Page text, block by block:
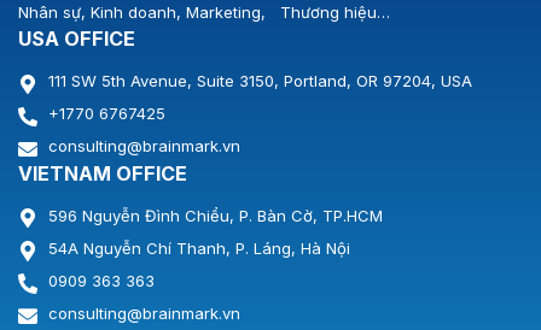
Nhân sự, Kinh doanh, Marketing, Thương hiệu…
USA OFFICE
111 SW 5th Avenue, Suite 3150, Portland, OR 97204, USA
+1770 6767425
consulting@brainmark.vn
VIETNAM OFFICE
596 Nguyễn Đình Chiểu, P. Bàn Cờ, TP.HCM
54A Nguyễn Chí Thanh, P. Láng, Hà Nội
0909 363 363
consulting@brainmark.vn